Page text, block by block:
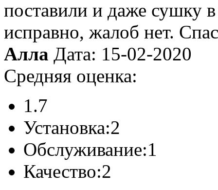
поставили и даже сушку
исправно, жалоб нет.
Алла Дата: 15-02-2020
Средняя оценка:
1.7
Установка:2
Обслуживание:1
Качество:2